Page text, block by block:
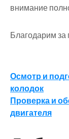
внимание
Благодарим за
по
Осмотр и
колодок
Проверка и
двигателя